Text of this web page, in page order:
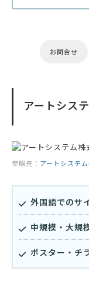
お問合せ
アートシス
参照元： アートシステ
外国語でのサ
中規模・大規
ポスター・チ